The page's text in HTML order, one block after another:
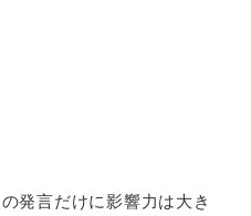
発言だけに影響力は大き